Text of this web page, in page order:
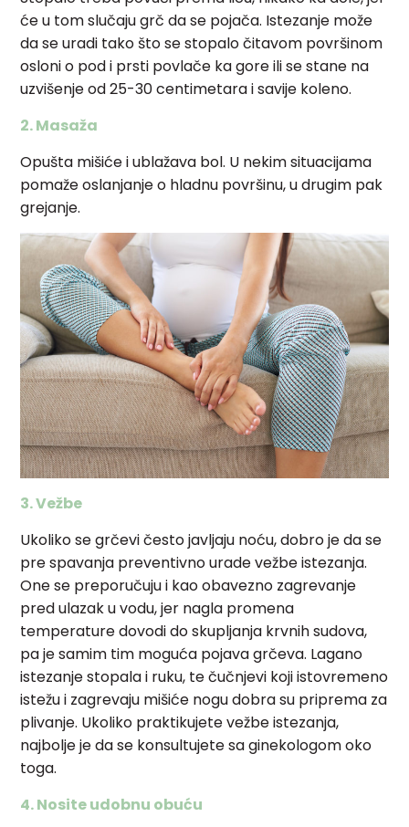
će u tom slučaju grč da se pojača. Istezanje može
da se uradi tako što se stopalo čitavom površinom
osloni o pod i prsti povlače ka gore ili se stane na
uzvišenje od 25-30 centimetara i savije koleno.
2. Masaža
Opušta mišiće i ublažava bol. U nekim situacijama
pomaže oslanjanje o hladnu površinu, u drugim pak
grejanje.
3. Vežbe
Ukoliko se grčevi često javljaju noću, dobro je da se
pre spavanja preventivno urade vežbe istezanja.
One se preporučuju i kao obavezno zagrevanje
pred ulazak u vodu, jer nagla promena
temperature dovodi do skupljanja krvnih sudova,
pa je samim tim moguća pojava grčeva. Lagano
istezanje stopala i ruku, te čučnjevi koji istovremeno
istežu i zagrevaju mišiće nogu dobra su priprema za
plivanje. Ukoliko praktikujete vežbe istezanja,
najbolje je da se konsultujete sa ginekologom oko
toga.
4. Nosite udobnu obuću